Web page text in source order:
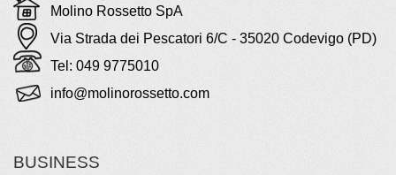
Molino Rossetto SpA
Via Strada dei Pescatori 6/C - 35020 Codevigo (PD)
Tel: 049 9775010
info@molinorossetto.com
BUSINESS